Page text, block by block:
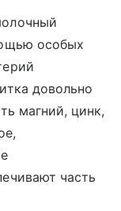
особых
довольно
магний, цинк,
часть